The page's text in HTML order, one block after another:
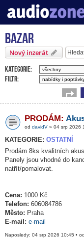
Server o digitálním
Bazar
Nový inzerát
Kategorie:
Filtr:
PRODÁM:
od davidV » 04 srp 2026
KATEGORIE: OSTATNÍ
Prodám 8ks kvalitních
Panely jsou vhodné do
natřít/pomalovat.
Cena: 1000 Kč
Telefon: 606084786
Město: Praha
E-mail: e-mail
Naposledy: 04 srp 2026 10:45 • od